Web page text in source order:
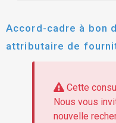
Accord-cadre à bon
attributaire de
denrées
collective de la ville
Cette
Nous vous
nouvelle